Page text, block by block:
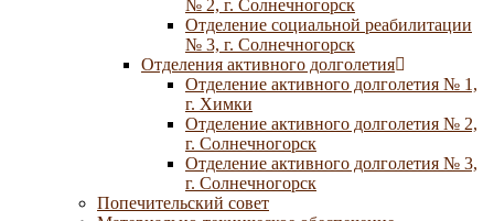
№ 2, г. Солнечногорск
Отделение социальной реабилитации
№ 3, г. Солнечногорск
Отделения активного долголетия
Отделение активного долголетия № 1,
г. Химки
Отделение активного долголетия № 2,
г. Солнечногорск
Отделение активного долголетия № 3,
г. Солнечногорск
Попечительский совет